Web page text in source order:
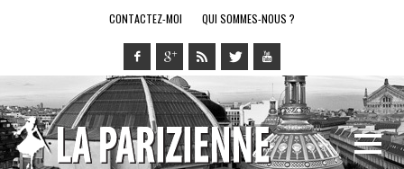
CONTACTEZ-MOI QUI SOMMES-NOUS ?